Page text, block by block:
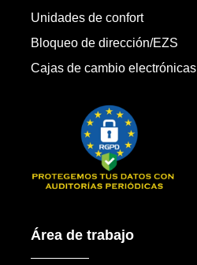
Unidades de confort
Bloqueo de dirección/EZS
Cajas de cambio electrónicas
Área de trabajo